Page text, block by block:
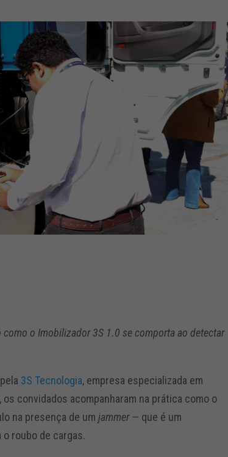
como o Imobilizador 3S 1.0 se comporta ao detectar
3S Tecnologia, empresa especializada em
convidados acompanharam na prática como o
na presença de umjammer — que é um
roubo de cargas.